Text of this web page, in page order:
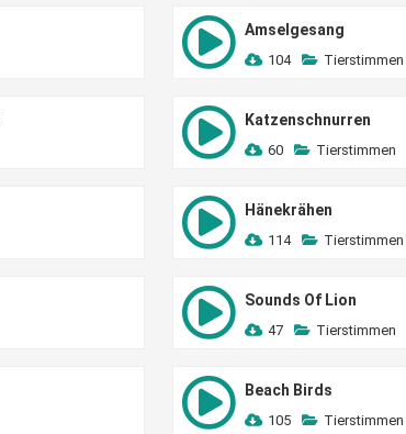
Amselgesang
104 Tierstimmen
Katzenschnurren
60 Tierstimmen
Hänekrähen
114 Tierstimmen
Sounds Of Lion
47 Tierstimmen
Beach Birds
105 Tierstimmen